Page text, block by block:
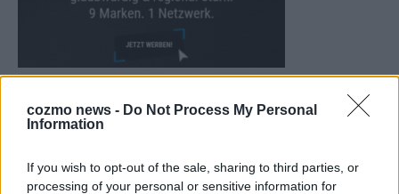
cozmo news - Do Not Process My Personal
Information
If you wish to opt-out of the sale, sharing to third parties, or
processing of your personal or sensitive information for